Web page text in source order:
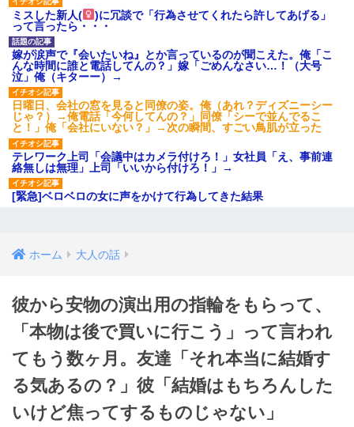
ミスした新人(
)に冗談で「行為させてくれたら許してあげる」
って言ったら・・・
嫁が涙声で『会いたいね』とか言っているのが聞こえた。俺「こ
んな時間に誰と電話してんの？」嫁「ごめんなさい…！（大号
泣」俺（キターー）→
日曜日、会社の窓を見ると同僚の姿。俺（あれ？ディズニーシー
じゃ？）→俺電話「今何してんの？」同僚「シーで並んでるこ
と！」俺「会社にいない？」→次の瞬間、すごい鳥肌が立った
テレワーク上司「会議中はカメラ付けろ！」女社員「え、事前連
絡無しは無理」上司「いいから付けろ！」→
[緊急]ベロベロの女に声をかけて行為してきた結果
ホーム 大人の話
彼から安物の演出用の指輪をもらって、
「本物は後で買いに行こう」って言われ
てもう数ヶ月。友達「それ本当に結婚す
る気あるの？」彼「結婚はもちろんした
いけど焦ってするものじゃない」